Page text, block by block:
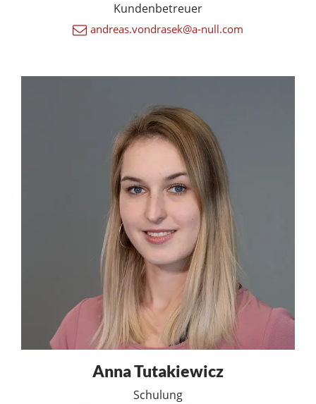
Kundenbetreuer
andreas.vondrasek@a-null.com
Anna Tutakiewicz
Schulung